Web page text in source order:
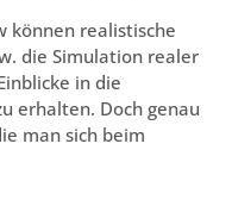
können realistische
die Simulation realer
in die
erhalten. Doch genau
man sich beim